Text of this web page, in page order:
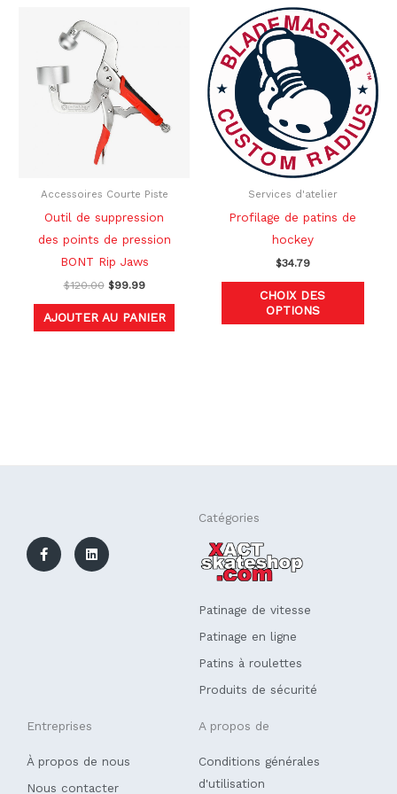
Accessoires Courte Piste
Outil de suppression
des points de pression
BONT Rip Jaws
$120.00
initial
était :
$120.00.
$99.99
AJOUTER AU PANIER
Services d'atelier
Profilage de patins de
hockey
$34.79
CHOIX DES
OPTIONS
a
Les
page
c
e
b
n
k
e
Catégories
Patinage de vitesse
Patinage en ligne
Patins à roulettes
Produits de sécurité
Entreprises
À propos de nous
Nous contacter
A propos de
Conditions générales
d'utilisation